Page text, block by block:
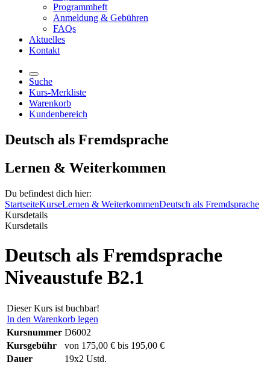
Programmheft
Anmeldung & Gebühren
FAQs
Aktuelles
Kontakt
Suche
Kurs-Merkliste
Warenkorb
Kundenbereich
Deutsch als Fremdsprache
Lernen & Weiterkommen
Du befindest dich hier:
StartseiteKurseLernen & WeiterkommenDeutsch als Fremdsprache
Kursdetails
Kursdetails
Deutsch als Fremdsprache
Niveaustufe B2.1
Dieser Kurs ist buchbar!
In den Warenkorb legen
Kursnummer D6002
Kursgebühr
von 175,00 € bis 195,00 €
Dauer
19x2 Ustd.